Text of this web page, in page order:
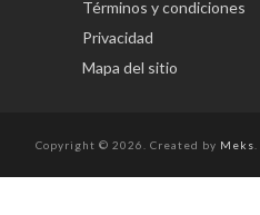
Términos y condiciones
Privacidad
Mapa del sitio
Copyright © 2026. Created by Meks